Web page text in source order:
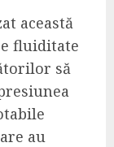
această
fluiditate
să
au